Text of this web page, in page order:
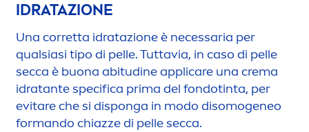
IDRATAZIONE
Una corretta idratazione è necessaria per
qualsiasi tipo di pelle. Tuttavia, in caso di pelle
secca è buona abitudine applicare una crema
idratante specifica prima del fondotinta, per
evitare che si disponga in modo disomogeneo
formando chiazze di pelle secca.